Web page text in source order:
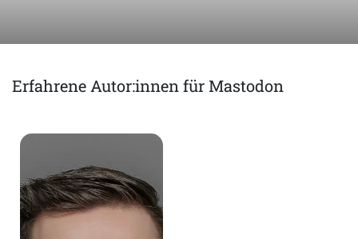
Erfahrene Autor:innen für Mastodon